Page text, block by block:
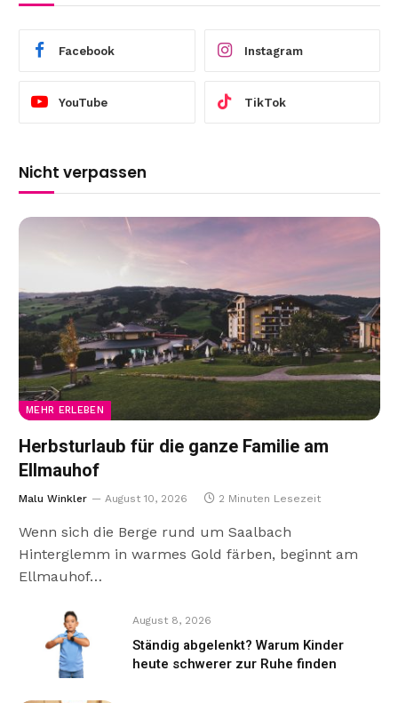
Facebook Instagram
YouTube TikTok
Nicht verpassen
MEHR ERLEBEN
Herbsturlaub für die ganze Familie am
Ellmauhof
Malu Winkler August 10, 2026 2 Minuten Lesezeit
Wenn sich die Berge rund um Saalbach
Hinterglemm in warmes Gold färben, beginnt am
Ellmauhof…
August 8, 2026
Ständig abgelenkt? Warum Kinder
heute schwerer zur Ruhe finden